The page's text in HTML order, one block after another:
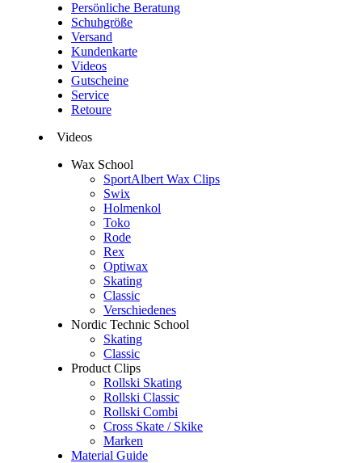
Persönliche Beratung
Schuhgröße
Versand
Kundenkarte
Videos
Gutscheine
Service
Retoure
Videos
Wax School
SportAlbert Wax Clips
Swix
Holmenkol
Toko
Rode
Rex
Optiwax
Skating
Classic
Verschiedenes
Nordic Technic School
Skating
Classic
Product Clips
Rollski Skating
Rollski Classic
Rollski Combi
Cross Skate / Skike
Marken
Material Guide